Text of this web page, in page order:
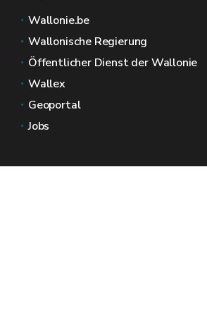
Wallonie.be
Wallonische Regierung
Öffentlicher Dienst der Wallonie
Wallex
Geoportal
Jobs